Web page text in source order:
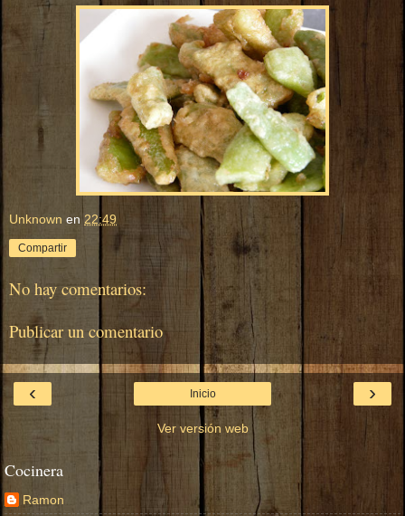
Unknown en 22:49
Compartir
No hay comentarios:
Publicar un comentario
‹ ›
Inicio
Ver versión web
Cocinera
Ramon